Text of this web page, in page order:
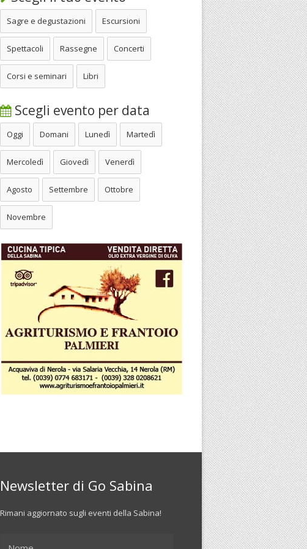
Sagre e degustazioni Escursioni
Spettacoli Rassegne Concerti
Corsi e seminari Libri
Scegli evento per data
Oggi Domani Lunedì Martedì
Mercoledì Giovedì Venerdì
Agosto Settembre Ottobre
Novembre
Newsletter di Go Sabina
Rimani aggiornato sugli eventi della Sabina!